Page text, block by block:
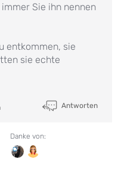
Sie ihn nennen
entkommen, sie
sie echte
Antworten
Danke von: